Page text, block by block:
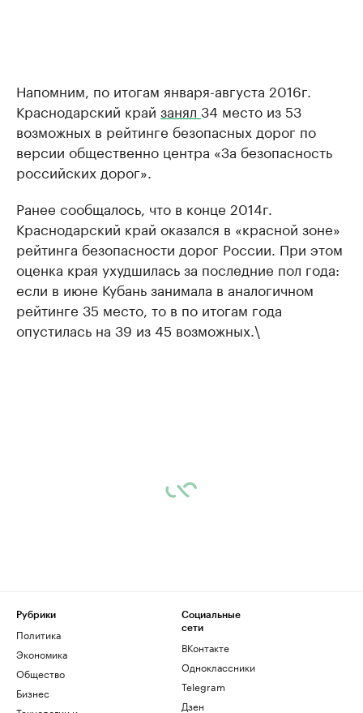
Напомним, по итогам января-августа 2016г.
Краснодарский край занял 34 место из 53
возможных в рейтинге безопасных дорог по
версии общественно центра «За безопасность
российских дорог».
Ранее сообщалось, что в конце 2014г.
Краснодарский край оказался в «красной зоне»
рейтинга безопасности дорог России. При этом
оценка края ухудшилась за последние пол года:
если в июне Кубань занимала в аналогичном
рейтинге 35 место, то в по итогам года
опустилась на 39 из 45 возможных.\
Рубрики
Политика
Экономика
Общество
Бизнес
Социальные
сети
ВКонтакте
Одноклассники
Telegram
Дзен